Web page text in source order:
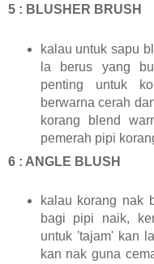
5 : BLUSHER BRUSH
kalau untuk sapu
la berus yang
penting untuk
berwarna cerah
korang blend
pemerah pipi
6 : ANGLE BLUSH
kalau korang nak
bagi pipi naik,
untuk 'tajam' kan
kan nak guna